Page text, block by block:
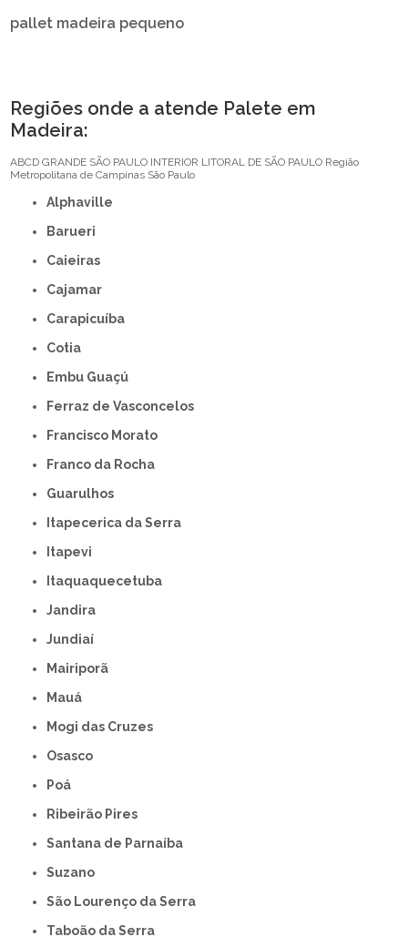
pallet madeira pequeno
Regiões onde a atende Palete em
Madeira:
ABCD GRANDE SÃO PAULO INTERIOR LITORAL DE SÃO PAULO Região
Metropolitana de Campinas São Paulo
Alphaville
Barueri
Caieiras
Cajamar
Carapicuíba
Cotia
Embu Guaçú
Ferraz de Vasconcelos
Francisco Morato
Franco da Rocha
Guarulhos
Itapecerica da Serra
Itapevi
Itaquaquecetuba
Jandira
Jundiaí
Mairiporã
Mauá
Mogi das Cruzes
Osasco
Poá
Ribeirão Pires
Santana de Parnaíba
Suzano
São Lourenço da Serra
Taboão da Serra